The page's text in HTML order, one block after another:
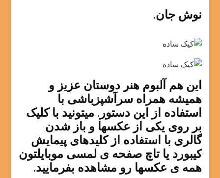
نوش جان.
این هم آلبوم هنر دوستان عزیز و
همیشه همراه سرآشپزباشی با
استفاده از این دستور. میتونید با کلیک
بر روی یکی از عکسها و باز شدن
گالری با استفاده از کلیدهای پیمایش
کیبورد یا تاچ صفحه ی لمسی موبایلتون
همه ی عکسها رو مشاهده بفرمایید.